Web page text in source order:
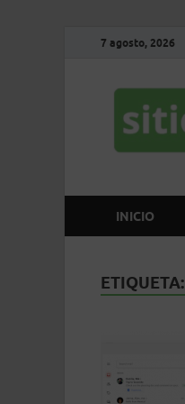
7 agosto, 2026
INICIO
ETIQUETA: